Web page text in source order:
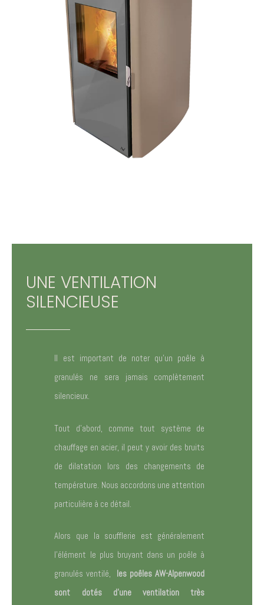
UNE VENTILATION
SILENCIEUSE
Il est important de noter qu’un poêle à
granulés ne sera jamais complètement
silencieux.
Tout d’abord, comme tout système de
chauffage en acier, il peut y avoir des bruits
de dilatation lors des changements de
température. Nous accordons une attention
particulière à ce détail.
Alors que la soufflerie est généralement
l’élément le plus bruyant dans un poêle à
granulés ventilé, les poêles AW-Alpenwood
sont dotés d’une ventilation très